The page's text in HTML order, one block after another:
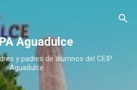
contenido principal
Aguadulce
y padres de alumnos del CEIP
Aguadulce